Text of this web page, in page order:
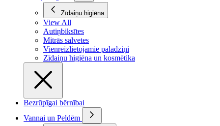
Zīdaiņu higiēna
View All
Autiņbiksītes
Mitrās salvetes
Vienreizlietojamie paladziņi
Zīdaiņu higiēna un kosmētika
Bezrūpīgai bērnībai
Vannai un Peldēm